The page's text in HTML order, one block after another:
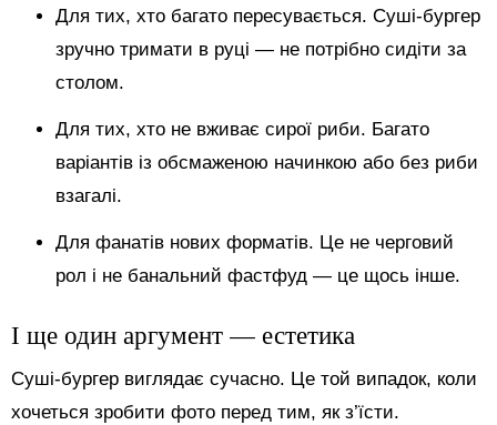
Для тих, хто багато пересувається. Суші-бургер
зручно тримати в руці — не потрібно сидіти за
столом.
Для тих, хто не вживає сирої риби. Багато
варіантів із обсмаженою начинкою або без риби
взагалі.
Для фанатів нових форматів. Це не черговий
рол і не банальний фастфуд — це щось інше.
І ще один аргумент — естетика
Суші-бургер виглядає сучасно. Це той випадок, коли
хочеться зробити фото перед тим, як з’їсти.